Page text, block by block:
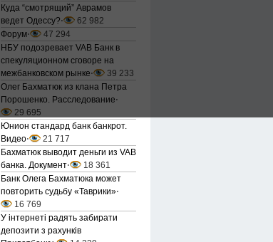
Куда “смотрящий” Аврамов
ведет Одессу?⋅
62 982
Форум⋅
47 294
НБУ подозревает VAB Банк в
спекуляционном сговоре на
межбанковском рынке⋅
39 233
Олег Бахматюк из клана Петра
Порошенко. Расследование⋅
29 695
Юнион стандард банк банкрот.
Видео⋅
21 717
Бахматюк выводит деньги из VAB
банка. Документ⋅
18 361
Банк Олега Бахматюка может
повторить судьбу «Таврики»⋅
16 769
У інтернеті радять забирати
депозити з рахунків